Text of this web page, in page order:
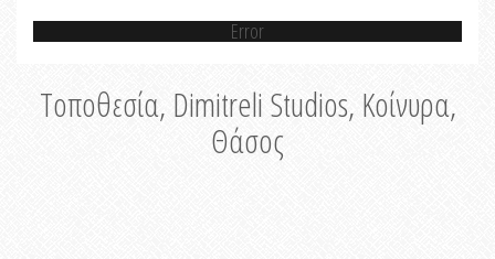
Error
Τοποθεσία, Dimitreli Studios, Κοίνυρα,
Θάσος